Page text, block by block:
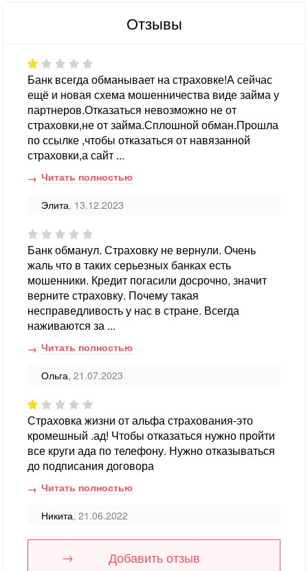
Отзывы
Банк всегда обманывает на страховке!А сейчас
ещё и новая схема мошенничества виде займа у
партнеров.Отказаться невозможно не от
страховки,не от займа.Сплошной обман.Прошла
по ссылке ,чтобы отказаться от навязанной
страховки,а сайт ...
Читать полностью
Элита, 13.12.2023
Банк обманул. Страховку не вернули. Очень
жаль что в таких серьезных банках есть
мошенники. Кредит погасили досрочно, значит
верните страховку. Почему такая
несправедливость у нас в стране. Всегда
наживаются за ...
Читать полностью
Ольга, 21.07.2023
Страховка жизни от альфа страхования-это
кромешный .ад! Чтобы отказаться нужно пройти
все круги ада по телефону. Нужно отказываться
до подписания договора
Читать полностью
Никита, 21.06.2022
Добавить отзыв